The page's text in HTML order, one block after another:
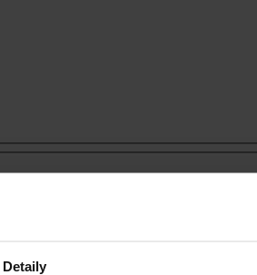
Detaily